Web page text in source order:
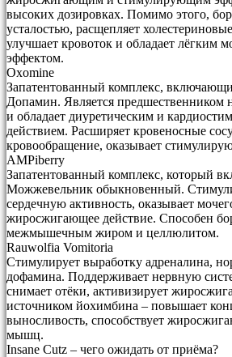
высоких дозировках. Помимо этого,
усталостью, расщепляет
улучшает кровоток и обладает лёгким
эффектом.
Oxomine
Запатентованный комплекс,
Допамин. Является предшественником
и обладает диуретическим и
действием. Расширяет кровеносные
кровообращение, оказывает
AMPiberry
Запатентованный комплекс, который
Можжевельник обыкновенный.
сердечную активность, оказывает
жиросжигающее действие. Способен
межмышечным жиром и целлюлитом.
Rauwolfia Vomitoria
Стимулирует выработку адреналина,
дофамина. Поддерживает нервную
снимает отёки, активизирует
источником йохимбина – повышает
выносливость, способствует
мышц.
Insane Cutz – чего ожидать от приёма?